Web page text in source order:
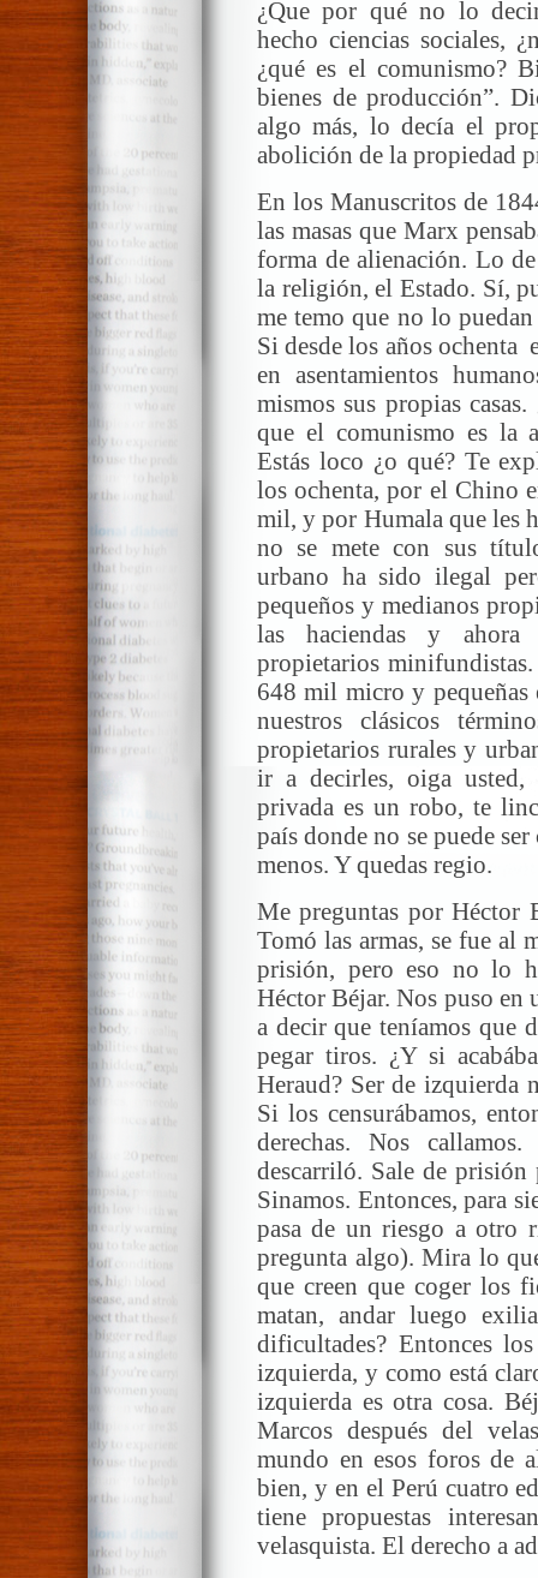
¿Que por qué no lo
hecho ciencias sociales,
¿qué es el comunismo?
bienes de producción”.
algo más, lo decía el
abolición de la propiedad
En los Manuscritos de
las masas que Marx
forma de alienación. Lo
la religión, el Estado. Sí,
me temo que no lo
Si desde los años
en asentamientos
mismos sus propias
que el comunismo es la
Estás loco ¿o qué? Te
los ochenta, por el Chino
mil, y por Humala que les
no se mete con sus
urbano ha sido ilegal
pequeños y medianos
las haciendas y
propietarios
648 mil micro y pequeñas
nuestros clásicos
propietarios rurales y
ir a decirles, oiga
privada es un robo, te
país donde no se puede
menos. Y quedas regio.
Me preguntas por Héctor
Tomó las armas, se fue al
prisión, pero eso no lo
Héctor Béjar. Nos puso en
a decir que teníamos que
pegar tiros. ¿Y si
Heraud? Ser de izquierda
Si los censurábamos,
derechas. Nos
descarriló. Sale de
Sinamos. Entonces, para
pasa de un riesgo a otro
pregunta algo). Mira lo
que creen que coger los
matan, andar luego
dificultades? Entonces
izquierda, y como está
izquierda es otra cosa.
Marcos después del
mundo en esos foros de
bien, y en el Perú cuatro
tiene propuestas
velasquista. El derecho a